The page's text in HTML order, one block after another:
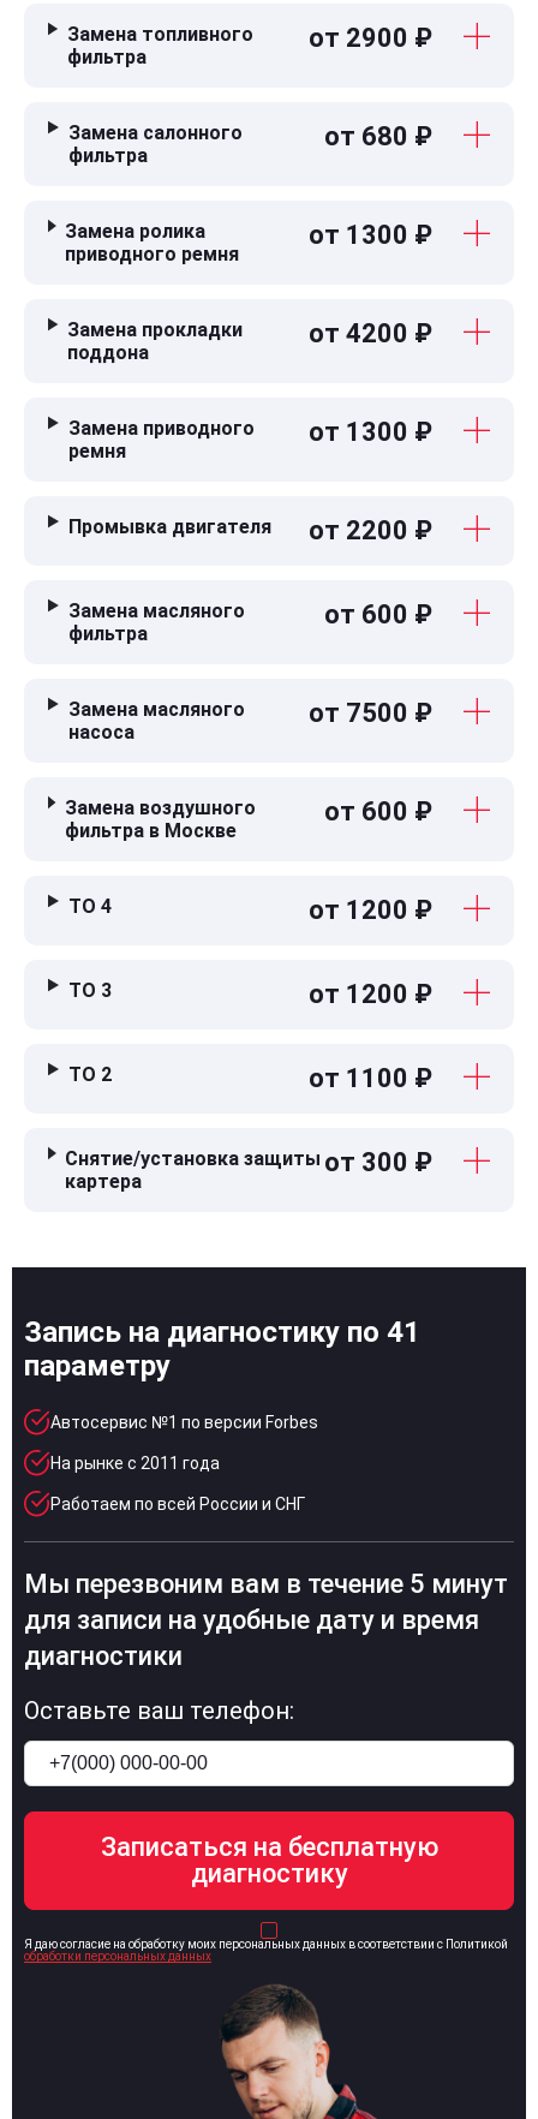
Замена топливного
фильтра
от 2900 ₽
Замена салонного
фильтра
от 680 ₽
Замена ролика
приводного ремня
от 1300 ₽
Замена прокладки
поддона
от 4200 ₽
Замена приводного
ремня
от 1300 ₽
Промывка двигателя от 2200 ₽
Замена масляного
фильтра
от 600 ₽
Замена масляного
насоса
от 7500 ₽
Замена воздушного
фильтра в Москве
от 600 ₽
ТО 4 от 1200 ₽
ТО 3 от 1200 ₽
ТО 2 от 1100 ₽
Снятие/установка защиты
картера
от 300 ₽
Запись на диагностику по 41
параметру
Автосервис №1 по версии Forbes
На рынке с 2011 года
Работаем по всей России и СНГ
Мы перезвоним вам в течение 5 минут
для записи на удобные дату и время
диагностики
Оставьте ваш телефон:
Я даю согласие на обработку моих персональных данных в соответствии с Политикой
обработки персональных данных